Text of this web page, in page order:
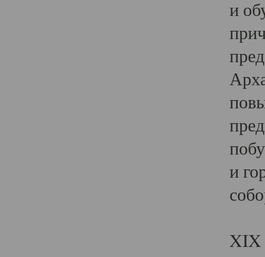
и
и
XIX